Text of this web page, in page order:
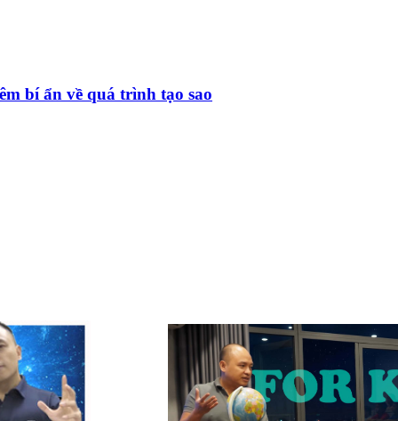
bí ẩn về quá trình tạo sao